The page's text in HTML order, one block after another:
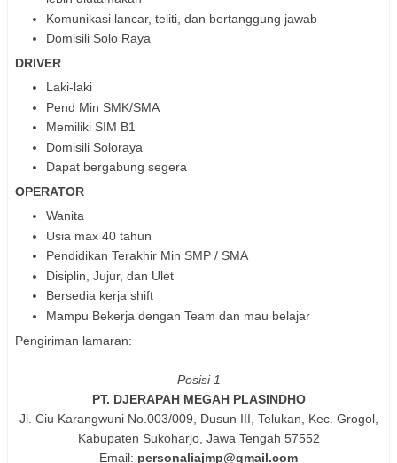
Komunikasi lancar, teliti, dan bertanggung jawab
Domisili Solo Raya
DRIVER
Laki-laki
Pend Min SMK/SMA
Memiliki SIM B1
Domisili Soloraya
Dapat bergabung segera
OPERATOR
Wanita
Usia max 40 tahun
Pendidikan Terakhir Min SMP / SMA
Disiplin, Jujur, dan Ulet
Bersedia kerja shift
Mampu Bekerja dengan Team dan mau belajar
Pengiriman lamaran:
Posisi 1
PT. DJERAPAH MEGAH PLASINDHO
Jl. Ciu Karangwuni No.003/009, Dusun III, Telukan, Kec. Grogol,
Kabupaten Sukoharjo, Jawa Tengah 57552
Email: personaliajmp@gmail.com